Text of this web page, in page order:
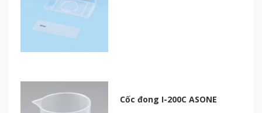
Cốc đong I-200C ASONE